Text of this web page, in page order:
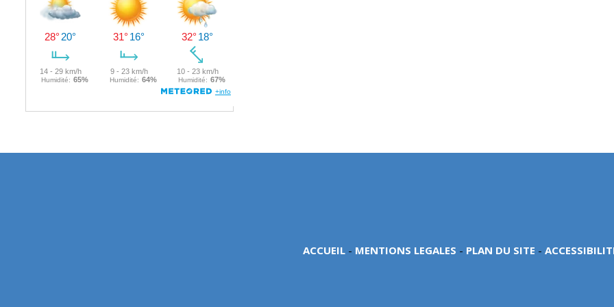
ACCUEIL - MENTIONS LEGALES - PLAN DU SITE -